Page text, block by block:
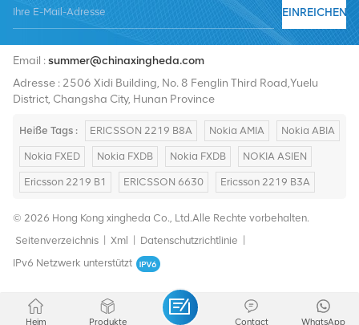
EINREICHEN
Email :summer@chinaxingheda.com
Adresse : 2506 Xidi Building, No. 8 Fenglin Third Road,Yuelu
District, Changsha City, Hunan Province
Heiße Tags : ERICSSON 2219 B8A Nokia AMIA Nokia ABIA
Nokia FXED Nokia FXDB Nokia FXDB NOKIA ASIEN
Ericsson 2219 B1 ERICSSON 6630 Ericsson 2219 B3A
© 2026 Hong Kong xingheda Co., Ltd.Alle Rechte vorbehalten.
Seitenverzeichnis
Xml Datenschutzrichtlinie
IPv6 Netzwerk unterstützt
Heim Produkte WhatsApp
Contact